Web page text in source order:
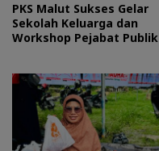
PKS Malut Sukses Gelar
Sekolah Keluarga dan
Workshop Pejabat Publik